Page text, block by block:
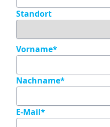
Standort
Vorname
Nachname
E-Mail